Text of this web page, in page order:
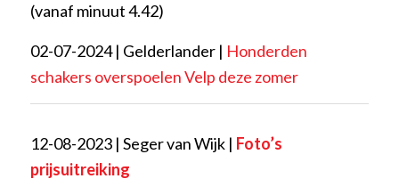
(vanaf minuut 4.42)
02-07-2024 | Gelderlander | Honderden
schakers overspoelen Velp deze zomer
12-08-2023 | Seger van Wijk | Foto’s
prijsuitreiking